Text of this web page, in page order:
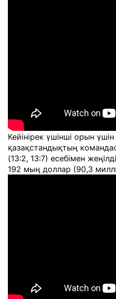
Кейінірек үшінші орын
қазақстандықтың
(13:2, 13:7) есебімен
192 мың доллар (90,3